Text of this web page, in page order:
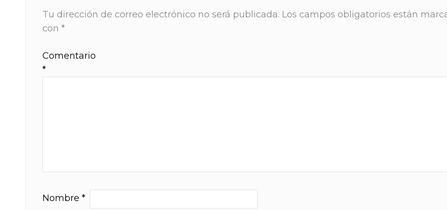
Tu dirección de correo electrónico no será publicada. Los campos obligatorios están
con *
Comentario
*
Nombre *